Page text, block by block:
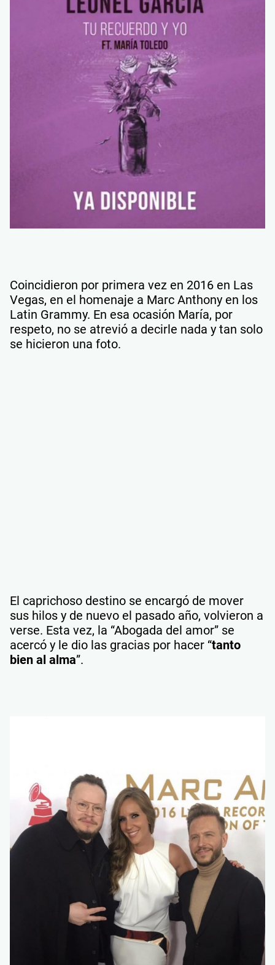
Coincidieron por primera vez en 2016 en Las
Vegas, en el homenaje a Marc Anthony en los
Latin Grammy. En esa ocasión María, por
respeto, no se atrevió a decirle nada y tan solo
se hicieron una foto.
El caprichoso destino se encargó de mover
sus hilos y de nuevo el pasado año, volvieron a
verse. Esta vez, la “Abogada del amor” se
acercó y le dio las gracias por hacer “tanto
bien al alma”.